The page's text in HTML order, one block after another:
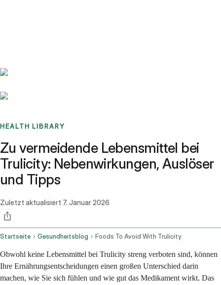
HEALTH LIBRARY
Zu vermeidende Lebensmittel bei
Trulicity: Nebenwirkungen, Auslöser
und Tipps
Zuletzt aktualisiert 7. Januar 2026
Startseite Gesundheitsblog Foods To Avoid With Trulicity
Obwohl keine Lebensmittel bei Trulicity streng verboten sind, können
Ihre Ernährungsentscheidungen einen großen Unterschied darin
machen, wie Sie sich fühlen und wie gut das Medikament wirkt. Das